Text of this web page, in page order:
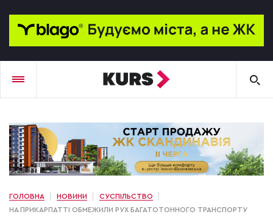
ГОЛОВНА НОВИНИ
СУСПІЛЬСТВО
НА ПРИКАРПАТТІ ОБМЕЖИЛИ РУХ БАГАТОТОННОГО ТРАНСПОРТУ